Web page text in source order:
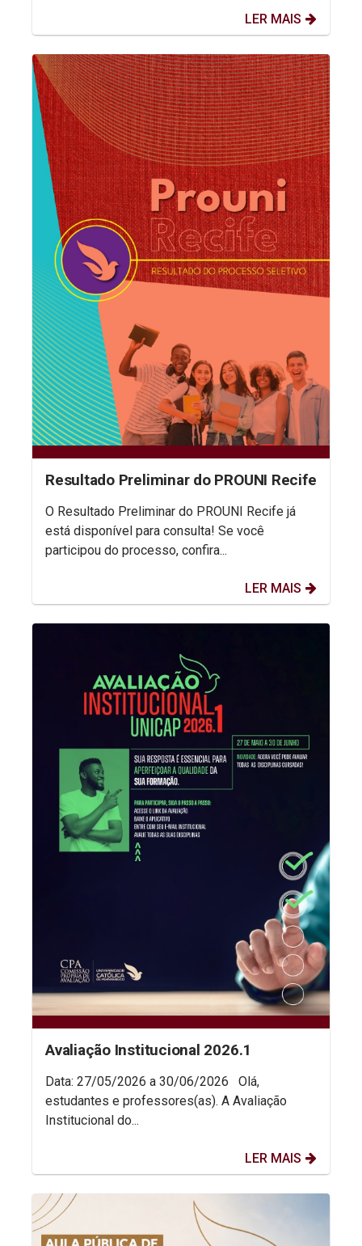
LER MAIS
Resultado Preliminar do PROUNI Recife
O Resultado Preliminar do PROUNI Recife já
está disponível para consulta! Se você
participou do processo, confira...
LER MAIS
Avaliação Institucional 2026.1
Data: 27/05/2026 a 30/06/2026 Olá,
estudantes e professores(as). A Avaliação
Institucional do...
LER MAIS